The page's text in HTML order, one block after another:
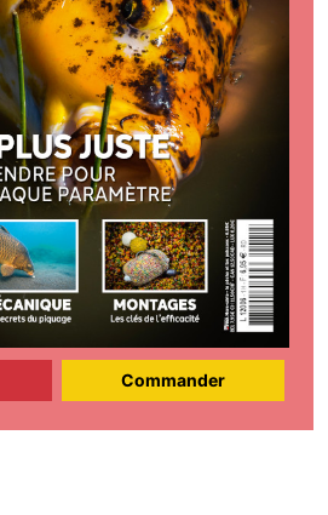
Commander